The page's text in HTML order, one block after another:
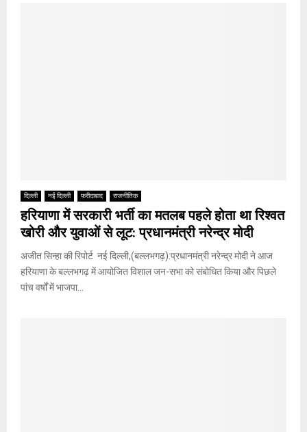
दिल्ली नई दिल्ली फरीदाबाद राजनीतिक
हरियाणा में सरकारी भर्ती का मतलब पहले होता था रिश्वत
खोरी और युवाओं से लूट: प्रधानमंत्री नरेन्द्र मोदी
अजीत सिन्हा की रिपोर्ट नई दिल्ली,(बल्लभगढ़):प्रधानमंत्री नरेन्द्र मोदी ने आज
हरियाणा के बल्लभगढ़ में आयोजित विशाल जन-सभा को संबोधित किया और पिछले
पांच वर्षों में भाजपा...